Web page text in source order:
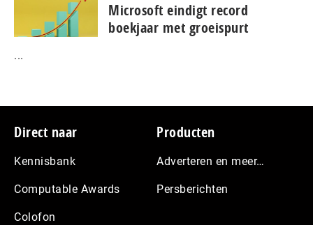
Microsoft eindigt record
boekjaar met groeispurt
...
Footer
Direct naar
Kennisbank
Computable Awards
Colofon
Producten
Adverteren en meer…
Persberichten